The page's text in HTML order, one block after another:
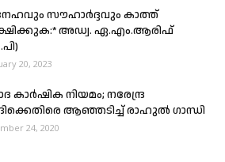
സൗഹാർദ്ദവും കാത്ത്
അഡ്വ. ഏ.എം.ആരിഫ്
20, 2023
കാർഷിക നിയമം; നരേന്ദ്ര
ആഞ്ഞടിച്ച് രാഹുൽ ഗാന്ധി
24, 2020